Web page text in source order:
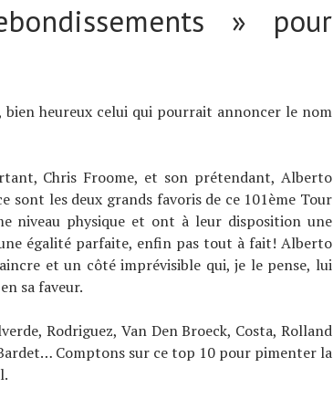
» pour
heureux celui qui pourrait annoncer le nom
Chris Froome, et son prétendant, Alberto
sont les deux grands favoris de ce 101ème Tour
niveau physique et ont à leur disposition une
égalité parfaite, enfin pas tout à fait! Alberto
et un côté imprévisible qui, je le pense, lui
sa faveur.
Rodriguez, Van Den Broeck, Costa, Rolland
Comptons sur ce top 10 pour pimenter la